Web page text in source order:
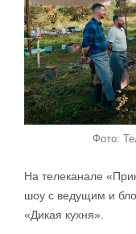
Фото:
На телеканале
шоу с ведущим и
«Дикая кухня».